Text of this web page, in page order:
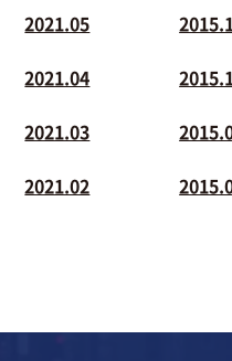
2021.05
2021.04
2021.03
2021.02